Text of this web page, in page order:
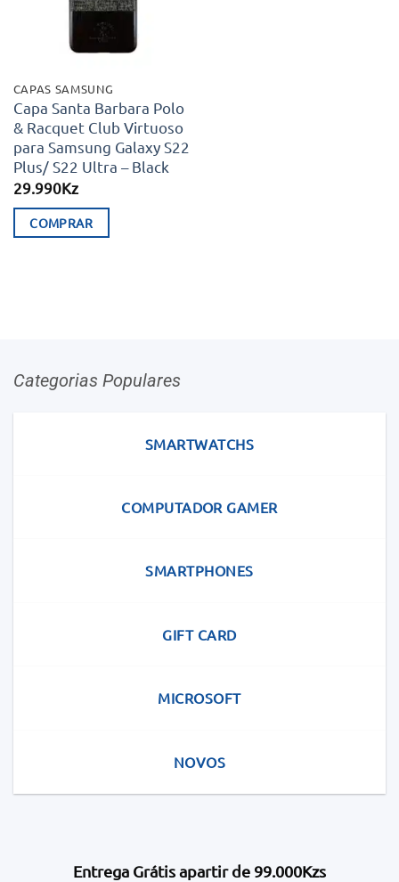
CAPAS SAMSUNG
Capa Santa Barbara Polo
& Racquet Club Virtuoso
para Samsung Galaxy S22
Plus/ S22 Ultra – Black
29.990Kz
COMPRAR
options
Categorias Populares
SMARTWATCHS
COMPUTADOR GAMER
SMARTPHONES
GIFT CARD
MICROSOFT
NOVOS
Entrega Grátis apartir de 99.000Kzs